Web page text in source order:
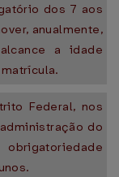
dos 7 aos
anualmente,
a idade
Federal, nos
do